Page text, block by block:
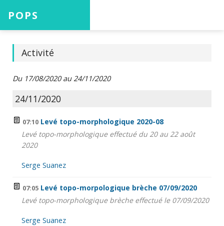
POPS
Accueil
Projets
Aide
Connexion
Activité
Du 17/08/2020 au 24/11/2020
24/11/2020
07:10 Levé topo-morphologique 2020-08
Levé topo-morphologique effectué du 20 au 22 août
2020
Serge Suanez
07:05 Levé topo-morpologique brèche 07/09/2020
Levé topo-morphologique brèche effectué le 07/09/2020
Serge Suanez